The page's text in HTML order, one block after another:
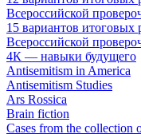
Всероссийской
15 вариантов итоговых
Всероссийской
4К — навыки будущего
Antisemitism in America
Antisemitism Studies
Ars Rossica
Brain fiction
Cases from the collection